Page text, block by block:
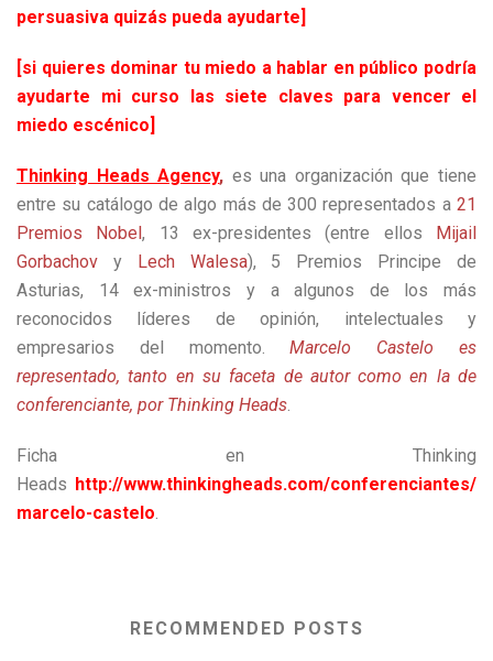
persuasiva quizás pueda ayudarte]
[si quieres dominar tu miedo a hablar en público podría
ayudarte mi curso las siete claves para vencer el
miedo escénico]
Thinking Heads Agency, es una organización que tiene
entre su catálogo de algo más de 300 representados a 21
Premios Nobel, 13 ex-presidentes (entre ellos Mijail
Gorbachov
y Lech Walesa), 5 Premios Principe de
Asturias, 14 ex-ministros y a algunos de los más
reconocidos líderes de opinión, intelectuales y
empresarios del momento.Marcelo Castelo es
representado, tanto en su faceta de autor como en la de
conferenciante, por Thinking Heads.
Ficha en Thinking
Heads http://www.thinkingheads.com/conferenciantes/
marcelo-castelo.
RECOMMENDED POSTS